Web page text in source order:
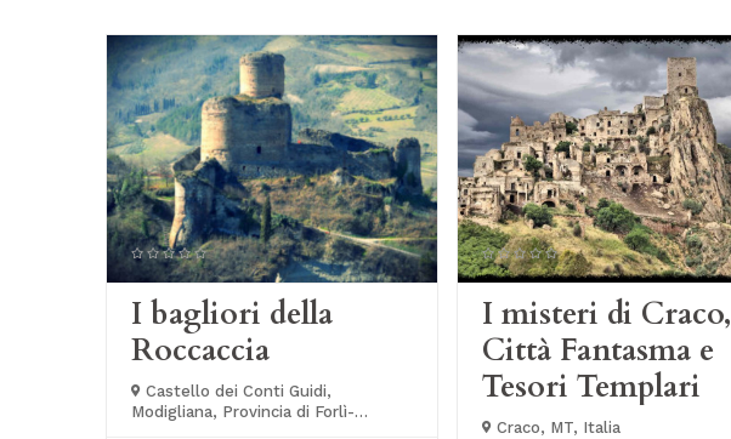
I bagliori della
Roccaccia
Castello dei Conti Guidi,
Modigliana, Provincia di Forlì-
I misteri di Craco,
Città Fantasma e
Tesori Templari
Craco, MT, Italia